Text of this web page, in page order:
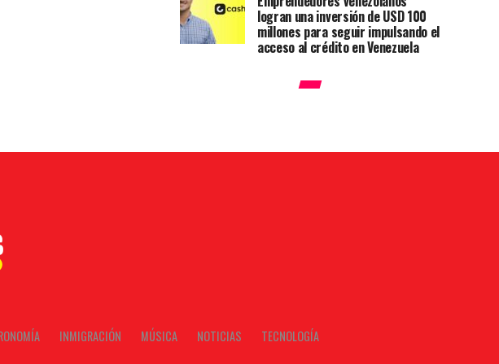
logran una inversión de USD 100
millones para seguir impulsando el
acceso al crédito en Venezuela
INMIGRACIÓN MÚSICA NOTICIAS TECNOLOGÍA